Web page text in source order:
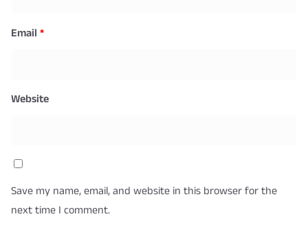
Email *
Website
Save my name, email, and website in this browser for the
next time I comment.